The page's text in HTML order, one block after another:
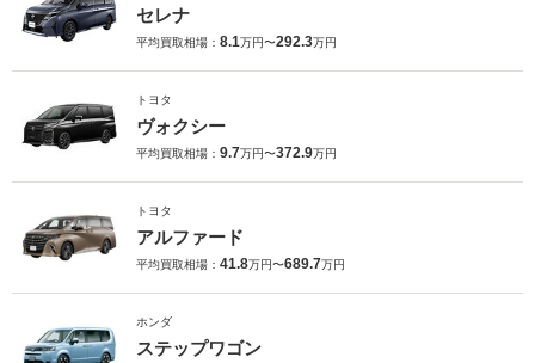
セレナ
平均買取相場： 8.1万円〜292.3万円
トヨタ
ヴォクシー
平均買取相場： 9.7万円〜372.9万円
トヨタ
アルファード
平均買取相場： 41.8万円〜689.7万円
ホンダ
ステップワゴン